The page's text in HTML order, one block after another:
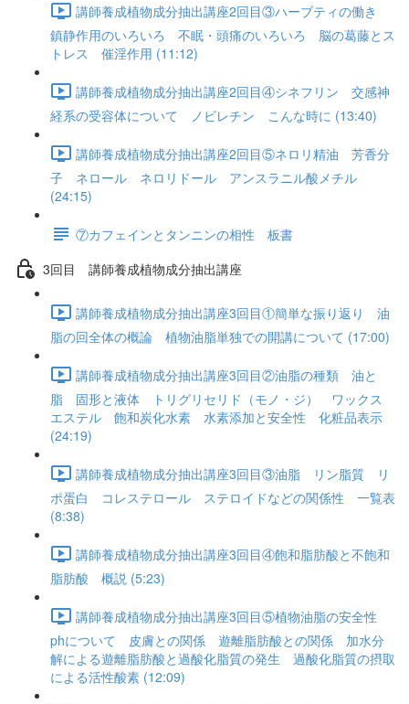
講師養成植物成分抽出講座2回目③ハーブティの働き
鎮静作用のいろいろ 不眠・頭痛のいろいろ 脳の葛藤とス
トレス 催淫作用 (11:12)
講師養成植物成分抽出講座2回目④シネフリン 交感神
経系の受容体について ノビレチン こんな時に (13:40)
講師養成植物成分抽出講座2回目⑤ネロリ精油 芳香分
子 ネロール ネロリドール アンスラニル酸メチル
(24:15)
⑦カフェインとタンニンの相性 板書
3回目 講師養成植物成分抽出講座
講師養成植物成分抽出講座3回目①簡単な振り返り 油
脂の回全体の概論 植物油脂単独での開講について (17:00)
講師養成植物成分抽出講座3回目②油脂の種類 油と
脂 固形と液体 トリグリセリド（モノ・ジ） ワックス
エステル 飽和炭化水素 水素添加と安全性 化粧品表示
(24:19)
講師養成植物成分抽出講座3回目③油脂 リン脂質 リ
ポ蛋白 コレステロール ステロイドなどの関係性 一覧表
(8:38)
講師養成植物成分抽出講座3回目④飽和脂肪酸と不飽和
脂肪酸 概説 (5:23)
講師養成植物成分抽出講座3回目⑤植物油脂の安全性
phについて 皮膚との関係 遊離脂肪酸との関係 加水分
解による遊離脂肪酸と過酸化脂質の発生 過酸化脂質の摂取
による活性酸素 (12:09)